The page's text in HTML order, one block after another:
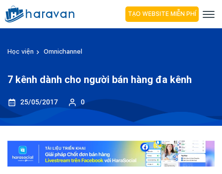
TẠO WEBSITE MIỄN PHÍ
Học viện Omnichannel
7 kênh dành cho người bán hàng đa kênh
25/05/2017 0